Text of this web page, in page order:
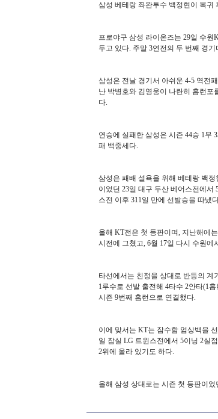
삼성 베테랑 좌완투수 백정현이 복귀
프로야구 삼성 라이온즈는 29일 수
두고 있다. 주말 3연전의 두 번째 경기
삼성은 전날 경기서 아쉬운 4-5 역전
난 박병호와 김영웅이 나란히 홈런포
다.
연승에 실패한 삼성은 시즌 44승 1무
패 백중세다.
삼성은 패배 설욕을 위해 베테랑 백
이었던 23일 대구 두산 베어스전에서
스전 이후 311일 만에 선발승을 따냈
올해 KT전은 첫 등판이며, 지난해에
시전에 그쳤고, 6월 17일 다시 수원
타선에서는 친정을 상대로 반등의 계
1루수로 선발 출전해 4타수 2안타(1
시즌 9번째 홈런으로 연결했다.
이에 맞서는 KT는 잠수함 엄상백을
일 잠실 LG 트윈스전에서 5이닝 2실
2위에 올라 있기도 하다.
올해 삼성 상대로는 시즌 첫 등판이